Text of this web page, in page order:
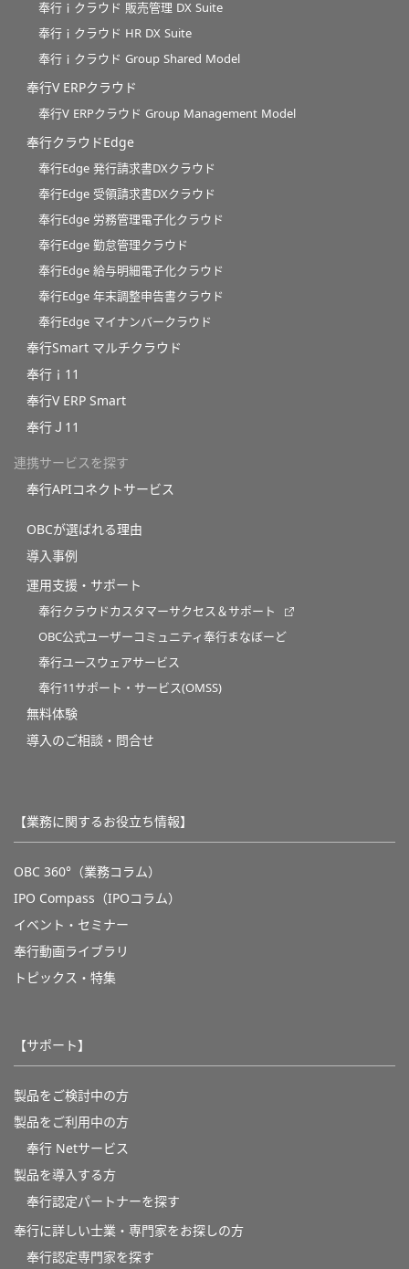
奉行ｉクラウド 販売管理 DX Suite
奉行ｉクラウド HR DX Suite
奉行ｉクラウド Group Shared Model
奉行V ERPクラウド
奉行V ERPクラウド Group Management Model
奉行クラウドEdge
奉行Edge 発行請求書DXクラウド
奉行Edge 受領請求書DXクラウド
奉行Edge 労務管理電子化クラウド
奉行Edge 勤怠管理クラウド
奉行Edge 給与明細電子化クラウド
奉行Edge 年末調整申告書クラウド
奉行Edge マイナンバークラウド
奉行Smart マルチクラウド
奉行ｉ11
奉行V ERP Smart
奉行Ｊ11
連携サービスを探す
奉行APIコネクトサービス
OBCが選ばれる理由
導入事例
運用支援・サポート
奉行クラウドカスタマーサクセス＆サポート
OBC公式ユーザーコミュニティ奉行まなぼーど
奉行ユースウェアサービス
奉行11サポート・サービス(OMSS)
無料体験
導入のご相談・問合せ
【業務に関するお役立ち情報】
OBC 360°（業務コラム）
IPO Compass（IPOコラム）
イベント・セミナー
奉行動画ライブラリ
トピックス・特集
【サポート】
製品をご検討中の方
製品をご利用中の方
奉行 Netサービス
製品を導入する方
奉行認定パートナーを探す
奉行に詳しい士業・専門家をお探しの方
奉行認定専門家を探す